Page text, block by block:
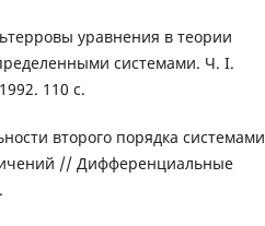
уравнения в теории
системами. Ч. I.
110 с.
второго порядка системами
// Дифференциальные